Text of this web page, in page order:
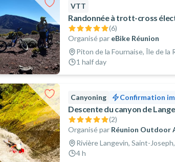
VTT
Randonnée à trott-cross
(6)
Organisé par eBike Réunion
Piton de la Fournaise, Île de la
1 half day
Canyoning Confirmation
Descente du canyon de
(2)
Organisé par Réunion Outdoor
Rivière Langevin, Saint-
4 h